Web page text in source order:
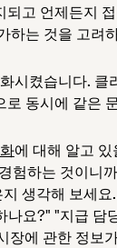
고 언제든지
하는 것을 고려
시켰습니다. 클
동시에 같은
에 대해 알고
험하는 것이니
생각해 보세요
요?" "지급 담
장에 관한 정보